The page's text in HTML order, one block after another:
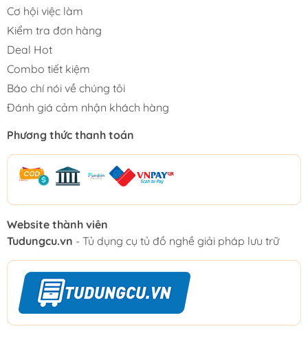
Cơ hội việc làm
Kiểm tra đơn hàng
Deal Hot
Combo tiết kiệm
Báo chí nói về chúng tôi
Đánh giá cảm nhận khách hàng
Phương thức thanh toán
Website thành viên
Tudungcu.vn - Tủ dụng cụ tủ đồ nghề giải pháp lưu trữ